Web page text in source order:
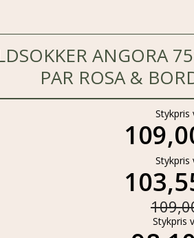
ANGORA
PAR ROSA &
Stykpris
Stykpris
Stykpris